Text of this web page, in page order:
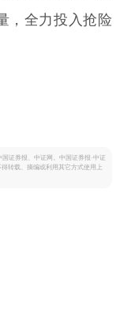
，全力投入抢险
证券报、中证网。中国证券报·中证
转载、摘编或利用其它方式使用上